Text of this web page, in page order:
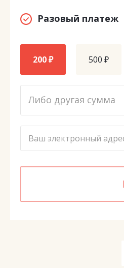
Разовый платеж
200 ₽ 500 ₽